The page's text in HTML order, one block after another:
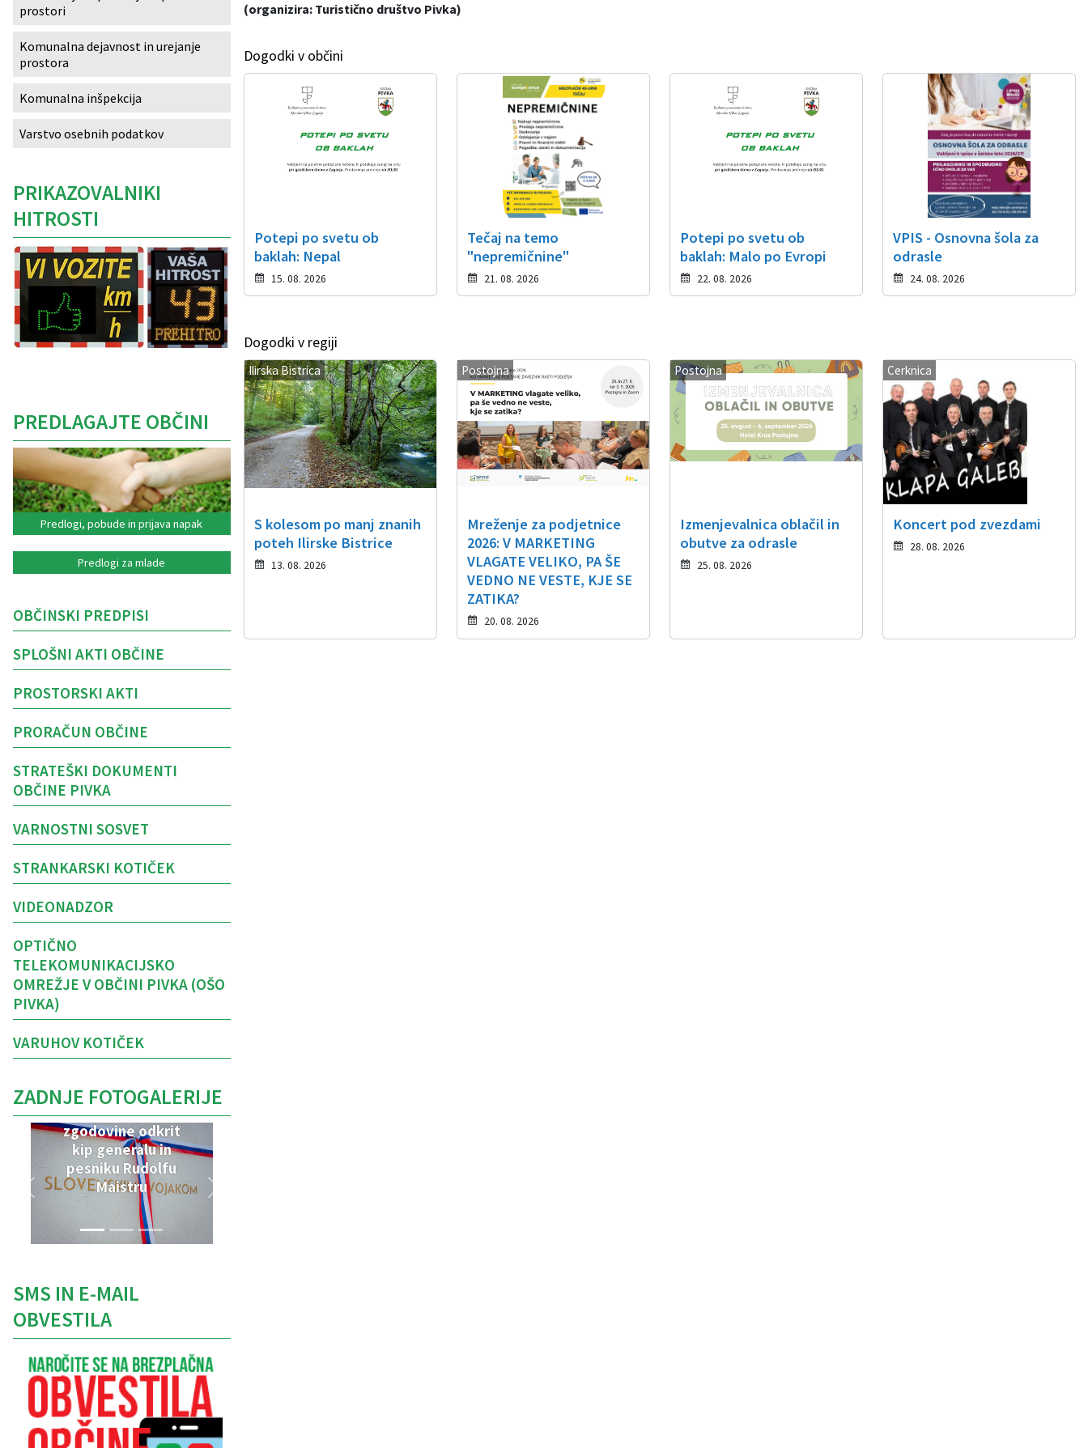
(organizira: Turistično društvo Pivka)
Dogodki v občini
Potepi po svetu ob
baklah: Nepal
15. 08. 2026
Tečaj na temo
"nepremičnine"
21. 08. 2026
Potepi po svetu ob
baklah: Malo po Evropi
22. 08. 2026
VPIS - Osnovna šola za
odrasle
24. 08. 2026
Dogodki v regiji
Ilirska Bistrica
S kolesom po manj znanih
poteh Ilirske Bistrice
13. 08. 2026
Postojna
Mreženje za podjetnice
2026: V MARKETING
VLAGATE VELIKO, PA ŠE
VEDNO NE VESTE, KJE SE
ZATIKA?
20. 08. 2026
Postojna
Izmenjevalnica oblačil in
obutve za odrasle
25. 08. 2026
Cerknica
Koncert pod zvezdami
28. 08. 2026
prostori
Komunalna dejavnost in urejanje
prostora
Komunalna inšpekcija
Varstvo osebnih podatkov
PRIKAZOVALNIKI
HITROSTI
PREDLAGAJTE OBČINI
Predlogi, pobude in prijava napak
Predlogi za mlade
OBČINSKI PREDPISI
SPLOŠNI AKTI OBČINE
PROSTORSKI AKTI
PRORAČUN OBČINE
STRATEŠKI DOKUMENTI
OBČINE PIVKA
VARNOSTNI SOSVET
STRANKARSKI KOTIČEK
VIDEONADZOR
OPTIČNO
TELEKOMUNIKACIJSKO
OMREŽJE V OBČINI PIVKA (OŠO
PIVKA)
VARUHOV KOTIČEK
ZADNJE FOTOGALERIJE
V Parku vojaške
zgodovine odkrit
kip generalu in
pesniku Rudolfu
Maistru
SMS IN E-MAIL
OBVESTILA
Izobraževanje
Kultura, šport in turizem
Sociala in zdravstvo
Skupna občinska uprava